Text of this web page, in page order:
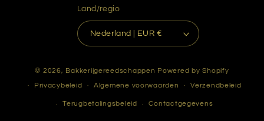
Land/regio
Nederland | EUR €
© 2026, Bakkerijgereedschappen Powered by Shopify
Privacybeleid Algemene voorwaarden Verzendbeleid
Terugbetalingsbeleid Contactgegevens